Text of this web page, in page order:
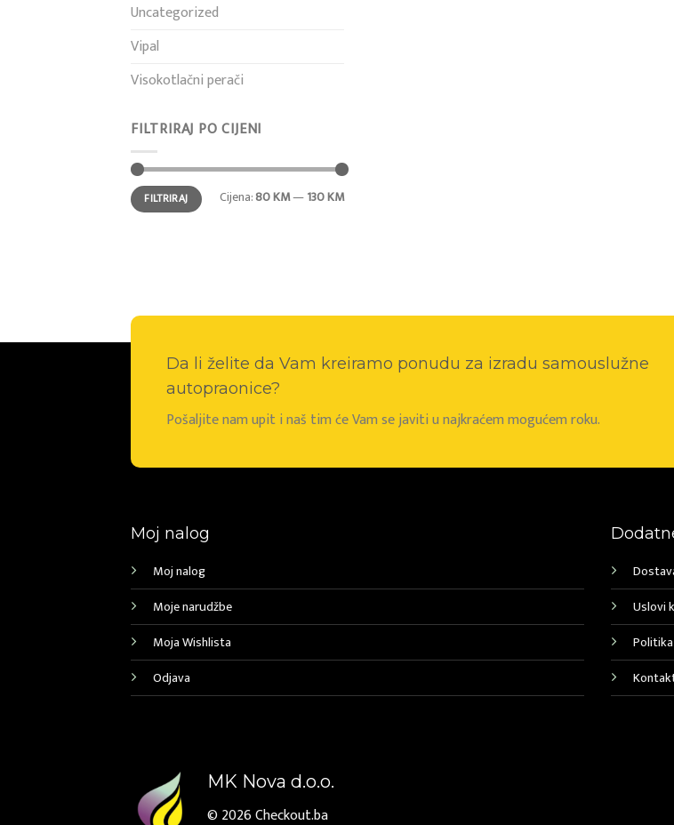
Uncategorized
Vipal
Visokotlačni perači
FILTRIRAJ PO CIJENI
Min
cijena
Maks
cijenaFILTRIRAJ Cijena:80 KM—130 KM
Da li želite da Vam kreiramo ponudu za izradu samouslužne
autopraonice?
Pošaljite nam upit i naš tim će Vam se javiti u najkraćem mogućem roku.
Moj nalog
Moj nalog
Moje narudžbe
Moja Wishlista
Odjava
Uslovi
MK Nova d.o.o.
© 2026Checkout.ba